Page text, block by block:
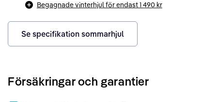
Begagnade vinterhjul för endast1 490 kr
Se specifikation sommarhjul
Försäkringar och garantier